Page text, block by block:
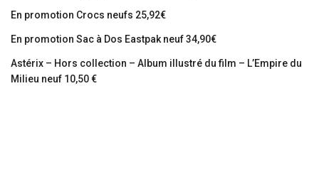
En promotion Crocs neufs 25,92€
En promotion Sac à Dos Eastpak neuf 34,90€
Astérix – Hors collection – Album illustré du film – L’Empire du
Milieu neuf 10,50 €